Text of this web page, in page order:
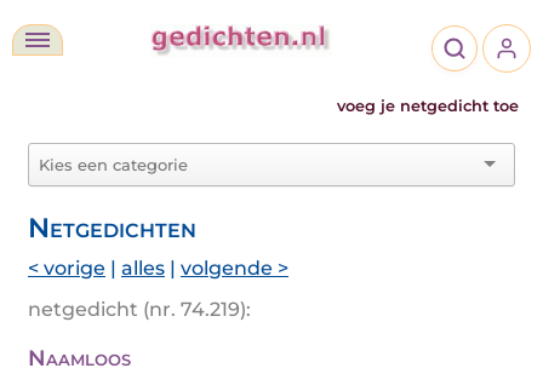
voeg je netgedicht toe
Netgedichten
< vorige | alles | volgende >
netgedicht (nr. 74.219):
Naamloos